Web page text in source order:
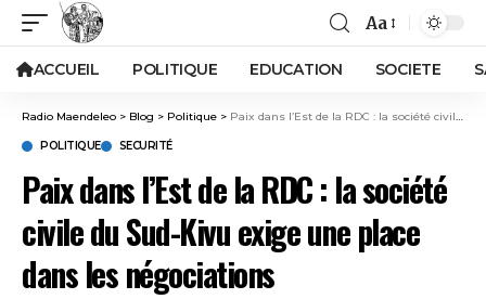
Aa
ACCUEIL POLITIQUE EDUCATION SOCIETE
Radio Maendeleo > Blog > Politique > Paix dans l’Est de la RDC : la société civile du Sud-Kivu exige une place dans les négociations
POLITIQUE SECURITÉ
Paix dans l’Est de la RDC : la société
civile du Sud-Kivu exige une place
dans les négociations